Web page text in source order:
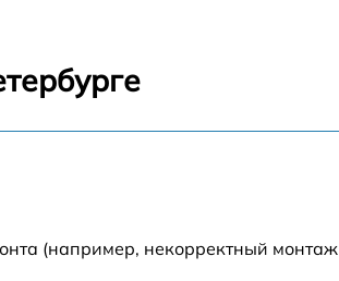
450 р
(например, некорректный монтаж